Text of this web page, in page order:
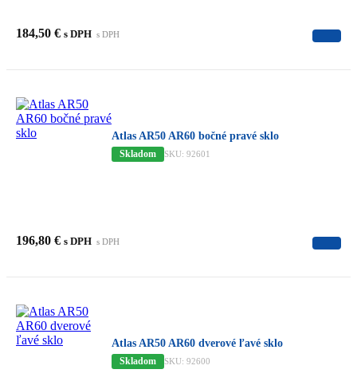
184,50 € s DPH s DPH
Atlas AR50 AR60 bočné pravé sklo
Skladom SKU: 92601
196,80 € s DPH s DPH
Atlas AR50 AR60 dverové ľavé sklo
Skladom SKU: 92600